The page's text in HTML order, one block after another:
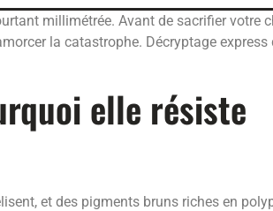
millimétrée. Avant de sacrifier votre
la catastrophe. Décryptage express
elle résiste
et des pigments bruns riches en